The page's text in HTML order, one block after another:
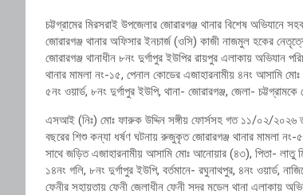
চট্টগ্রামের মিরসরাই উপজেলার জোরারগঞ্জ থানার বিশেষ অভিযানে
জোরারগঞ্জ থানার অফিসার ইনচার্জ (ওসি) কাজী নাজমুল হকের
জোরারগঞ্জ থানাধীন ৮নং দুর্গাপুর ইউপির রায়পুর এলাকায় অভিযান
থানার মামলা নং-১৫, পেনাল কোডের এজাহারনামীয় ৪নং আসামি
৫নং ওয়ার্ড, ৮নং দুর্গাপুর ইউপি, থানা- জোরারগঞ্জ, জেলা-
এসআই (নিঃ) মোঃ ফারুক উদ্দিন সঙ্গীয় ফোর্সসহ গত ১১/০২/২০২৬
বছরের শিশু কন্যা ধর্ষণ ঘটনায় রুজুকৃত জোরারগঞ্জ থানার মামলা
সাথে জড়িত এজাহারনামীয় আসামি মোঃ আনোয়ার (৪৩), পিতা- লাতু
১৪নং গলি, ৮নং দুর্গাপুর ইউপি, বর্তমানে- রঘুনাথপুর, ৪নং ওয়ার্ড,
ফেনীর সহায়তায় ফেনী জেলাধীন ফেনী সদর মডেল থানা এলাকায়